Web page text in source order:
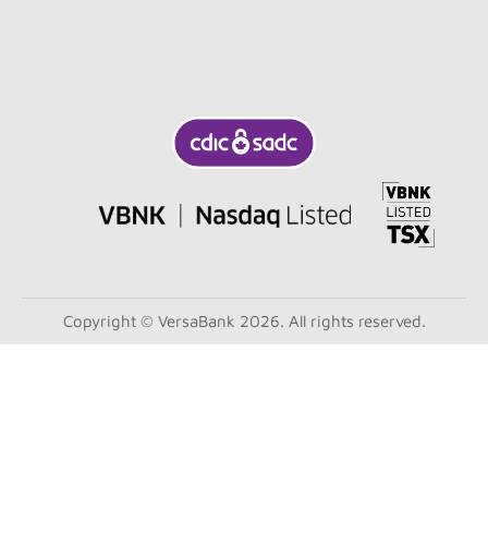
Copyright © VersaBank 2026. All rights reserved.